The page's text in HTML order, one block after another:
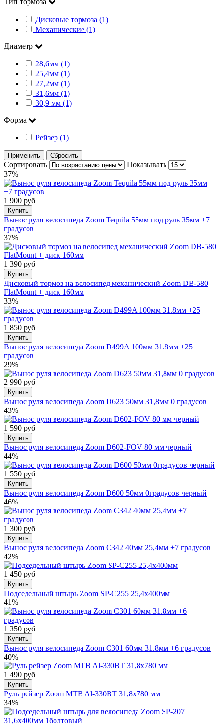
Дисковые тормоза (1)
Механические (1)
Диаметр
28,6мм (1)
25,4мм (1)
27,2мм (1)
31,6мм (1)
30,9 мм (1)
Форма
Рейзер (1)
Применить Сбросить
Сортировать
Показывать
37%
1 900 руб
Купить
Вынос руля велосипеда Zoom Tequila 55мм под руль 35мм +7
градусов
37%
1 390 руб
Купить
Дисковый тормоз на велосипед механический Zoom DB-580
FlatMount + диск 160мм
33%
1 850 руб
Купить
Вынос руля велосипеда Zoom D499A 100мм 31.8мм +25
градусов
29%
2 990 руб
Купить
Вынос руля велосипеда Zoom D623 50мм 31,8мм 0 градусов
43%
1 590 руб
Купить
Вынос руля велосипеда Zoom D602-FOV 80 мм черный
44%
1 550 руб
Купить
Вынос руля велосипеда Zoom D600 50мм 0градусов черный
46%
1 300 руб
Купить
Вынос руля велосипеда Zoom C342 40мм 25,4мм +7 градусов
42%
1 450 руб
Купить
Подседельный штырь Zoom SP-С255 25,4x400мм
41%
1 350 руб
Купить
Вынос руля велосипеда Zoom С301 60мм 31.8мм +6 градусов
40%
1 490 руб
Купить
Руль рейзер Zoom MTB Al-330BT 31,8х780 мм
34%